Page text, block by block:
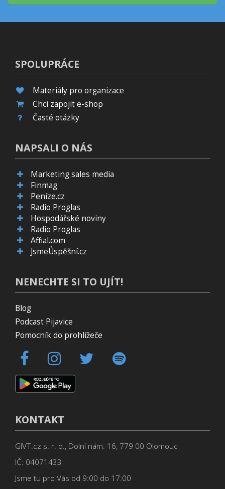
SPOLUPRÁCE
Materiály pro organizace
Chci zapojit e-shop
Časté otázky
NAPSALI O NÁS
Marketing sales media
Finmag
Peníze.cz
Radio Proglas
Hospodářské noviny
Radio Proglas
Affial.com
JsmeÚspěšní.cz
NENECHTE SI TO UJÍT!
Blog
Podcast Pijavice
Pomocník do prohlížeče
KONTAKT
GIVT.cz s. r. o., Dolní nám. 16, 779 00 Olomouc
IČ: 04071433
Jsme tu pro Vás od 9:00 do 17:00